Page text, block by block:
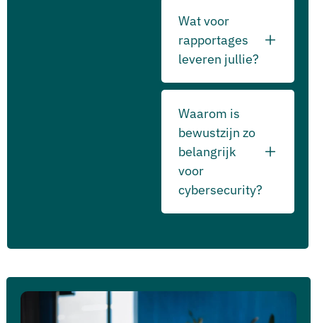
Wat voor
rapportages
leveren jullie?
Waarom is
bewustzijn zo
belangrijk
voor
cybersecurity?